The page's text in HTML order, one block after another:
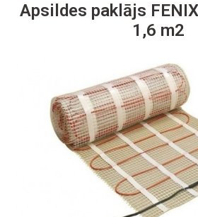
Apsildes paklājs
1,6 m2